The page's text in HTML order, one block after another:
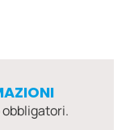
obbligatori.